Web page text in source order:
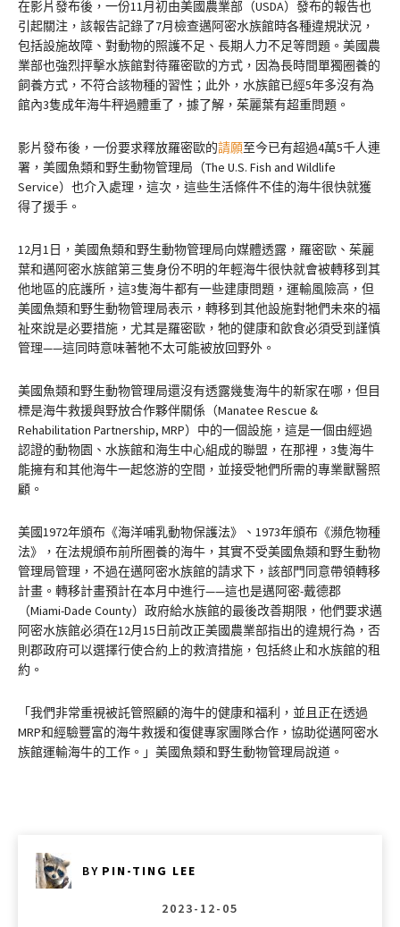
在影片發布後，一份11月初由美國農業部（USDA）發布的報告也
引起關注，該報告記錄了7月檢查邁阿密水族館時各種違規狀況，
包括設施故障、對動物的照護不足、長期人力不足等問題。美國農
業部也強烈抨擊水族館對待羅密歐的方式，因為長時間單獨圈養的
飼養方式，不符合該物種的習性；此外，水族館已經5年多沒有為
館內3隻成年海牛秤過體重了，據了解，茱麗葉有超重問題。
影片發布後，一份要求釋放羅密歐的請願至今已有超過4萬5千人連
署，美國魚類和野生動物管理局（The U.S. Fish and Wildlife
Service）也介入處理，這次，這些生活條件不佳的海牛很快就獲
得了援手。
12月1日，美國魚類和野生動物管理局向媒體透露，羅密歐、茱麗
葉和邁阿密水族館第三隻身份不明的年輕海牛很快就會被轉移到其
他地區的庇護所，這3隻海牛都有一些建康問題，運輸風險高，但
美國魚類和野生動物管理局表示，轉移到其他設施對牠們未來的福
祉來說是必要措施，尤其是羅密歐，牠的健康和飲食必須受到謹慎
管理——這同時意味著牠不太可能被放回野外。
美國魚類和野生動物管理局還沒有透露幾隻海牛的新家在哪，但目
標是海牛救援與野放合作夥伴關係（Manatee Rescue &
Rehabilitation Partnership, MRP）中的一個設施，這是一個由經過
認證的動物園、水族館和海生中心組成的聯盟，在那裡，3隻海牛
能擁有和其他海牛一起悠游的空間，並接受牠們所需的專業獸醫照
顧。
美國1972年頒布《海洋哺乳動物保護法》、1973年頒布《瀕危物種
法》，在法規頒布前所圈養的海牛，其實不受美國魚類和野生動物
管理局管理，不過在邁阿密水族館的請求下，該部門同意帶領轉移
計畫。轉移計畫預計在本月中進行——這也是邁阿密-戴德郡
（Miami-Dade County）政府給水族館的最後改善期限，他們要求邁
阿密水族館必須在12月15日前改正美國農業部指出的違規行為，否
則郡政府可以選擇行使合約上的救濟措施，包括終止和水族館的租
約。
「我們非常重視被託管照顧的海牛的健康和福利，並且正在透過
MRP和經驗豐富的海牛救援和復健專家團隊合作，協助從邁阿密水
族館運輸海牛的工作。」美國魚類和野生動物管理局說道。
BY PIN-TING LEE
2023-12-05